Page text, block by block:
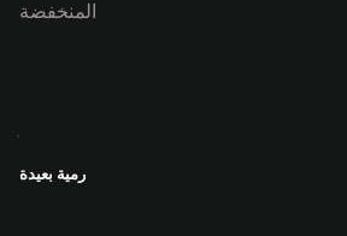
المنخفضة
رمية بعيدة